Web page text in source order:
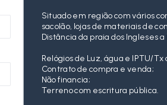
Situado em região com vários
sacolão, lojas de materiais de
Distância da praia dos Ingleses a
Relógios de Luz, água e IPTU/
Contrato de compra e venda;
Não financia;
Terreno com escritura pública.